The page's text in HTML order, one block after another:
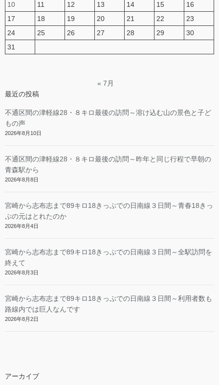
10
11 12 13 14 15
16
17
18 19 20 21 22
23
24
25 26 27 28 29
30
31
« 7月
最近の投稿
不通区間の津軽線28・８キロ最後の訪問～溶け込む山の景色と子ど
もの声
2026年8月10日
不通区間の津軽線28・８キロ最後の訪問～昨年と同じ行程で早朝の
青森駅から
2026年8月8日
宮崎から志布志まで89キロ18きっぷでの日南線３日間～青春18きっ
ぷの元はとれたのか
2026年8月4日
宮崎から志布志まで89キロ18きっぷでの日南線３日間～全駅訪問を
終えて
2026年8月3日
宮崎から志布志まで89キロ18きっぷでの日南線３日間～利用者数も
路線内では巨人なんです
2026年8月2日
アーカイブ